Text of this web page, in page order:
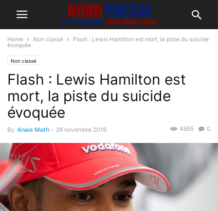
Home Non classé
Flash : Lewis Hamilton est mort, la piste du suicide
évoquée
Non classé
Flash : Lewis Hamilton est
mort, la piste du suicide
évoquée
By Anais Math - 26 novembre 2016 0
4955